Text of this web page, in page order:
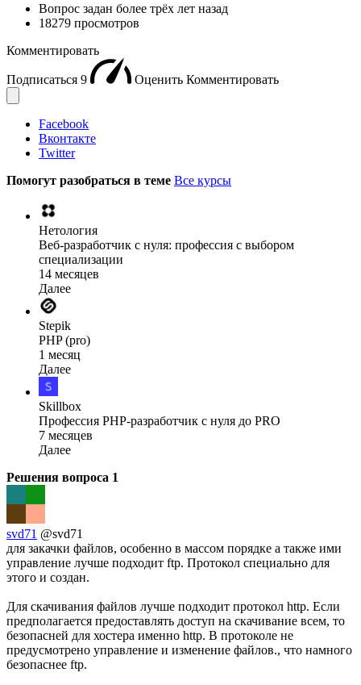
Вопрос задан более трёх лет назад
18279 просмотров
Комментировать
Подписаться 9 Оценить Комментировать
Facebook
Вконтакте
Twitter
Помогут разобраться в теме Все курсы
Нетология
Веб-разработчик с нуля: профессия с выбором
специализации
14 месяцев
Далее
Stepik
PHP (pro)
1 месяц
Далее
Skillbox
Профессия PHP-разработчик с нуля до PRO
7 месяцев
Далее
Решения вопроса 1
svd71 @svd71
для закачки файлов, особенно в массом порядке а также ими
управление лучше подходит ftp. Протокол специально для
этого и создан.
Для скачивания файлов лучше подходит протокол http. Если
предполагается предоставлять доступ на скачивание всем, то
безопасней для хостера именно http. В протоколе не
предусмотрено управление и изменение файлов., что намного
безопаснее ftp.